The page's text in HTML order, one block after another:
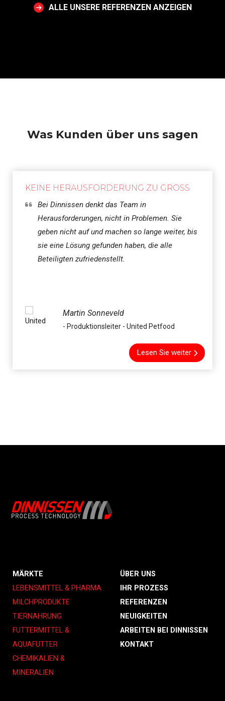
ALLE UNSERE REFERENZEN ANZEIGEN
Was Kunden über uns sagen
KEINE HERAUSFORDERUNG ZU GROSS
Bei Dinnissen denkt das Team in
Herausforderungen, nicht in Problemen. Sie
geben nicht auf und machen so lange weiter, bis
sie eine Lösung gefunden haben, die alle
Beteiligten zufriedenstellt.
Martin Sonneveld
- Produktionsleiter - United Petfood
Lesen Sie weiter
MÄRKTE
LEBENSMITTEL & PHARMA
MILCHPRODUKTE
TIERNAHRUNG
FUTTERMITTEL &
AQUAFUTTER
CHEMIKALIEN &
MINERALIEN
ÜBER UNS
IHR PROZESS
REFERENZEN
NEUIGKEITEN
ARBEITEN BEI DINNISSEN
KONTAKT